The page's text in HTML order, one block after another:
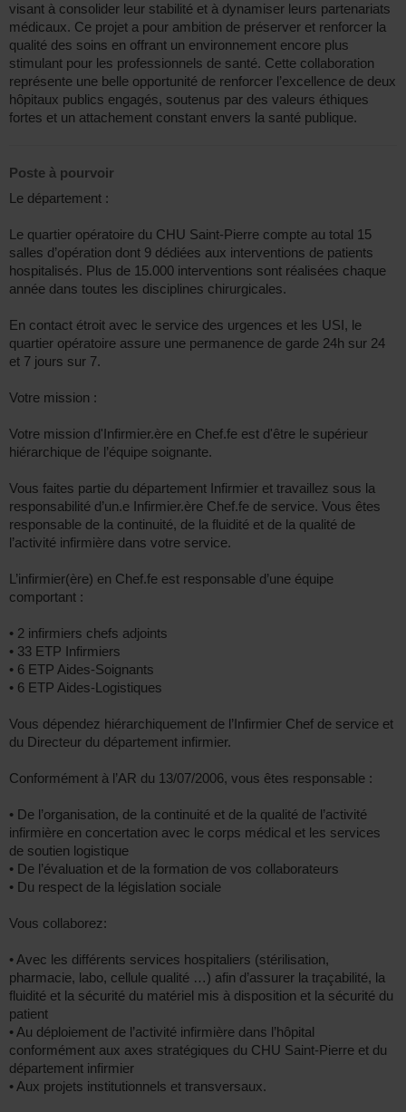
visant à consolider leur stabilité et à dynamiser leurs partenariats
médicaux. Ce projet a pour ambition de préserver et renforcer la
qualité des soins en offrant un environnement encore plus
stimulant pour les professionnels de santé. Cette collaboration
représente une belle opportunité de renforcer l’excellence de deux
hôpitaux publics engagés, soutenus par des valeurs éthiques
fortes et un attachement constant envers la santé publique.
Poste à pourvoir
Le département :
Le quartier opératoire du CHU Saint-Pierre compte au total 15
salles d’opération dont 9 dédiées aux interventions de patients
hospitalisés. Plus de 15.000 interventions sont réalisées chaque
année dans toutes les disciplines chirurgicales.
En contact étroit avec le service des urgences et les USI, le
quartier opératoire assure une permanence de garde 24h sur 24
et 7 jours sur 7.
Votre mission :
Votre mission d'Infirmier.ère en Chef.fe est d'être le supérieur
hiérarchique de l’équipe soignante.
Vous faites partie du département Infirmier et travaillez sous la
responsabilité d’un.e Infirmier.ère Chef.fe de service. Vous êtes
responsable de la continuité, de la fluidité et de la qualité de
l’activité infirmière dans votre service.
L’infirmier(ère) en Chef.fe est responsable d’une équipe
comportant :
• 2 infirmiers chefs adjoints
• 33 ETP Infirmiers
• 6 ETP Aides-Soignants
• 6 ETP Aides-Logistiques
Vous dépendez hiérarchiquement de l’Infirmier Chef de service et
du Directeur du département infirmier.
Conformément à l’AR du 13/07/2006, vous êtes responsable :
• De l’organisation, de la continuité et de la qualité de l’activité
infirmière en concertation avec le corps médical et les services
de soutien logistique
• De l’évaluation et de la formation de vos collaborateurs
• Du respect de la législation sociale
Vous collaborez:
• Avec les différents services hospitaliers (stérilisation,
pharmacie, labo, cellule qualité …) afin d’assurer la traçabilité, la
fluidité et la sécurité du matériel mis à disposition et la sécurité du
patient
• Au déploiement de l’activité infirmière dans l’hôpital
conformément aux axes stratégiques du CHU Saint-Pierre et du
département infirmier
• Aux projets institutionnels et transversaux.